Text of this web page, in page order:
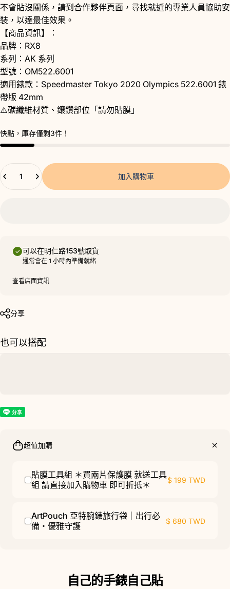
不會貼沒關係，請到 合作夥伴頁面，尋找就近的專業人員協助安
裝，以達最佳效果。
【商品資訊】：
品牌：RX8
系列：AK 系列
型號：OM522.6001
適用錶款：Speedmaster Tokyo 2020 Olympics 522.6001 錶
帶版 42mm
⚠️碳纖維材質、鑲鑽部位「請勿貼膜」
快點，庫存僅剩3件！
數量
加入購物車
可以在明仁路153號取貨
通常會在 1 小時內準備就緒
查看店面資訊
分享
也可以搭配
超值加購
貼膜工具組 ＊買兩片保護膜 就送工具
組 請直接加入購物車 即可折抵＊
$ 199 TWD
ArtPouch 亞特腕錶旅行袋｜出行必
備・優雅守護
$ 680 TWD
自己的手錶自己貼